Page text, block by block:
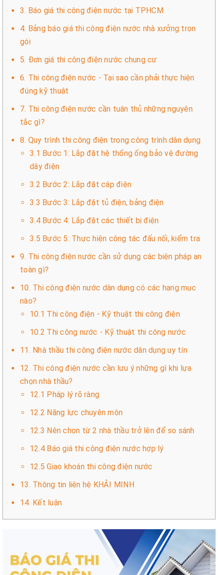
3. Báo giá thi công điện nước tại TPHCM
4. Bảng báo giá thi công điện nước nhà xưởng trọn
gói
5. Đơn giá thi công điện nước chung cư
6. Thi công điện nước - Tại sao cần phải thực hiện
đúng kỹ thuật
7. Thi công điện nước cần tuân thủ những nguyên
tắc gì?
8. Quy trình thi công điện trong công trình dân dụng
3.1 Bước 1: Lắp đặt hệ thống ống bảo vệ đường
dây điện
3.2 Bước 2: Lắp đặt cáp điện
3.3 Bước 3: Lắp đặt tủ điện, bảng điện
3.4 Bước 4: Lắp đặt các thiết bị điện
3.5 Bước 5: Thực hiện công tác đấu nối, kiểm tra
9. Thi công điện nước cần sử dụng các biện pháp an
toàn gì?
10. Thi công điện nước dân dụng có các hạng mục
nào?
10.1 Thi công điện - Kỹ thuật thi công điện
10.2 Thi công nước - Kỹ thuật thi công nước
11. Nhà thầu thi công điện nước dân dụng uy tín
12. Thi công điện nước cần lưu ý những gì khi lựa
chọn nhà thầu?
12.1 Pháp lý rõ ràng
12.2 Năng lực chuyên môn
12.3 Nên chọn từ 2 nhà thầu trở lên để so sánh
12.4 Báo giá thi công điện nước hợp lý
12.5 Giao khoán thi công điện nước
13. Thông tin liên hệ KHẢI MINH
14. Kết luận